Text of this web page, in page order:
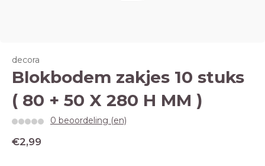
decora
Blokbodem zakjes 10 stuks
( 80 + 50 X 280 H MM )
0 beoordeling (en)
€2,99